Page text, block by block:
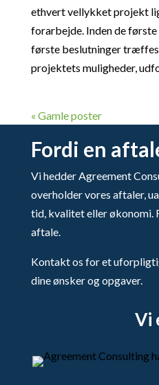
ethvert vellykket projekt
forarbejde. Inden de
første beslutninger
projektets muligheder,
« Gamle poster
Fordi en
Vi hedder Agreement
overholder vores aftaler,
tid, kvalitet eller økonomi.
aftale.
Kontakt os for et
dine ønsker og opgaver.
Vi